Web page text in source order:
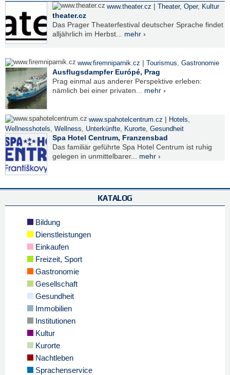
www.theater.cz | Theater, Oper, Kultur
theater.cz
Das Prager Theaterfestival deutscher Sprache findet
alljährlich im Herbst... mehr ›
www.firemniparnik.cz | Tourismus Gastronomie
Ausflugsdampfer Európé, Prag
Prag einmal aus anderer Perspektive erleben:
nämlich bei einer privaten... mehr ›
www.spahotelcentrum.cz | Hotels
Wellnesshotels
Wellness Unterkünfte Kurorte Gesundheit
Spa Hotel Centrum, Franzensbad
Das familiär geführte Spa Hotel Centrum ist ruhig
gelegen in unmittelbarer... mehr ›
KATALOG
Bildung
Dienstleistungen
Einkaufen
Freizeit, Sport
Gastronomie
Gesellschaft
Gesundheit
Immobilien
Institutionen
Kultur
Kurorte
Nachtleben
Sprachenservice